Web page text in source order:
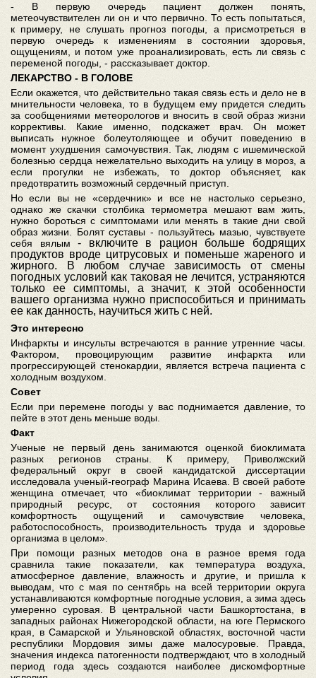
- В первую очередь пациент должен понять,
метеочувствителен ли он и что первично. То есть попытаться,
к примеру, не слушать прогноз погоды, а присмотреться в
первую очередь к изменениям в состоянии здоровья,
ощущениям, и потом уже проанализировать, есть ли связь с
переменой погоды, - рассказывает доктор.
ЛЕКАРСТВО - В ГОЛОВЕ
Если окажется, что действительно такая связь есть и дело не в
мнительности человека, то в будущем ему придется следить
за сообщениями метеорологов и вносить в свой образ жизни
коррективы. Какие именно, подскажет врач. Он может
выписать нужное болеутоляющее и обучит поведению в
момент ухудшения самочувствия. Так, людям с ишемической
болезнью сердца нежелательно выходить на улицу в мороз, а
если прогулки не избежать, то доктор объясняет, как
предотвратить возможный сердечный приступ.
Но если вы не «сердечник» и все не настолько серьезно,
однако же скачки столбика термометра мешают вам жить,
нужно бороться с симптомами или менять в такие дни свой
образ жизни. Болят суставы - пользуйтесь мазью, чувствуете
себя вялым- включите в рацион больше бодрящих
продуктов вроде цитрусовых и поменьше жареного и
жирного. В любом случае зависимость от смены
погодных условий как таковая не лечится, устраняются
только ее симптомы, а значит, к этой особенности
вашего организма нужно приспособиться и принимать
ее как данность, научиться жить с ней.
Это интересно
Инфаркты и инсульты встречаются в ранние утренние часы.
Фактором, провоцирующим развитие инфаркта или
прогрессирующей стенокардии, является встреча пациента с
холодным воздухом.
Совет
Если при перемене погоды у вас поднимается давление, то
пейте в этот день меньше воды.
Факт
Ученые не первый день занимаются оценкой биоклимата
разных регионов страны. К примеру, Приволжский
федеральный округ в своей кандидатской диссертации
исследовала ученый-географ Марина Исаева. В своей работе
женщина отмечает, что «биоклимат территории - важный
природный ресурс, от состояния которого зависит
комфортность ощущений и самочувствие человека,
работоспособность, производительность труда и здоровье
организма в целом».
При помощи разных методов она в разное время года
сравнила такие показатели, как температура воздуха,
атмосферное давление, влажность и другие, и пришла к
выводам, что с мая по сентябрь на всей территории округа
устанавливаются комфортные погодные условия, а зима здесь
умеренно суровая. В центральной части Башкортостана, в
западных районах Нижегородской области, на юге Пермского
края, в Самарской и Ульяновской областях, восточной части
республики Мордовия зимы даже малосуровые. Правда,
значения индекса патогенности подтверждают, что в холодный
период года здесь создаются наиболее дискомфортные